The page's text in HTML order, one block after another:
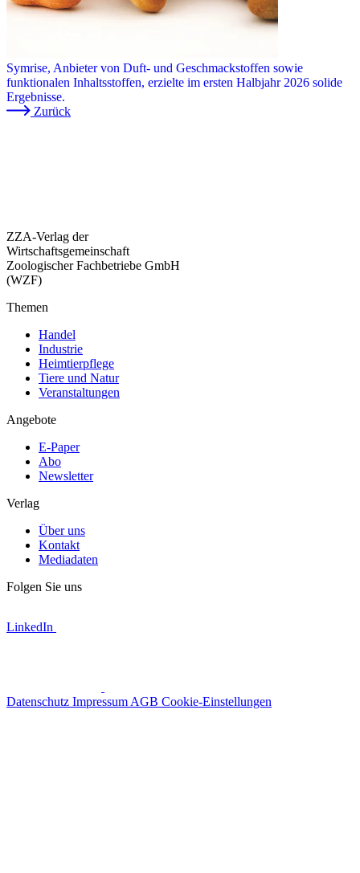
Symrise, Anbieter von Duft- und Geschmackstoffen sowie
funktionalen Inhaltsstoffen, erzielte im ersten Halbjahr 2026 solide
Ergebnisse.
Zurück
ZZA-Verlag der
Wirtschaftsgemeinschaft
Zoologischer Fachbetriebe GmbH
(WZF)
Themen
Handel
Industrie
Heimtierpflege
Tiere und Natur
Veranstaltungen
Angebote
E-Paper
Abo
Newsletter
Verlag
Über uns
Kontakt
Mediadaten
Folgen Sie uns
LinkedIn
Datenschutz Impressum AGB Cookie-Einstellungen